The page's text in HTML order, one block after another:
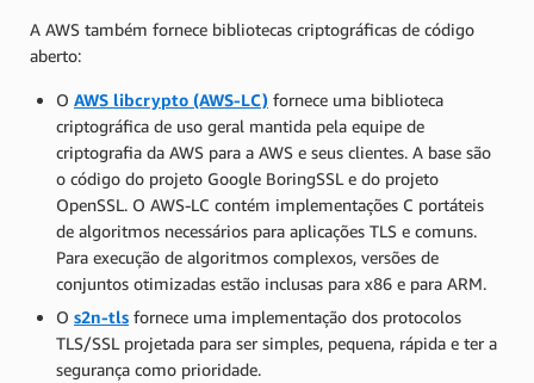
A AWS também fornece bibliotecas criptográficas de código
aberto:
O AWS libcrypto (AWS-LC) fornece uma biblioteca
criptográfica de uso geral mantida pela equipe de
criptografia da AWS para a AWS e seus clientes. A base são
o código do projeto Google BoringSSL e do projeto
OpenSSL. O AWS-LC contém implementações C portáteis
de algoritmos necessários para aplicações TLS e comuns.
Para execução de algoritmos complexos, versões de
conjuntos otimizadas estão inclusas para x86 e para ARM.
O s2n-tls fornece uma implementação dos protocolos
TLS/SSL projetada para ser simples, pequena, rápida e ter a
segurança como prioridade.